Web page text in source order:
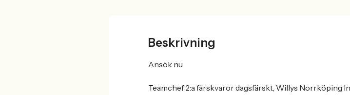
Beskrivning
Ansök nu
Teamchef 2:a färskvaror dagsfärskt, Willys Norrköping